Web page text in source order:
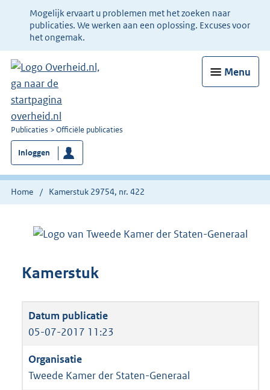
Ter
informatie:
Mogelijk ervaart u problemen met het zoeken naar
publicaties. We werken aan een oplossing. Excuses voor
het ongemak.
Menu
U
bent
nu
hier:
Publicaties Officiële publicaties
Inloggen
Home Kamerstuk 29754, nr. 422
Kamerstuk
05-07-2017 11:23
Tweede Kamer der Staten-Generaal